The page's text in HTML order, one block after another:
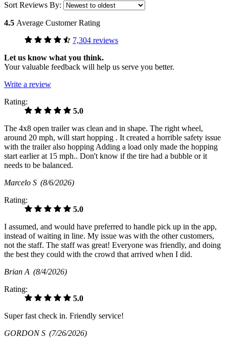
Sort Reviews By:
4.5 Average Customer Rating
7,304 reviews
Let us know what you think.
Your valuable feedback will help us serve you better.
Write a review
Rating:
5.0
The 4x8 open trailer was clean and in shape. The right wheel,
around 20 mph, will start hopping . It created a horrible safety issue
with the trailer also hopping Adding a load only made the hopping
start earlier at 15 mph.. Don't know if the tire had a bubble or it
needs to be balanced.
Marcelo S (8/6/2026)
Rating:
5.0
I assumed, and would have preferred to handle pick up in the app,
instead of waiting in line. My issue was with the other customers,
not the staff. The staff was great! Everyone was friendly, and doing
the best they could with the crowd that arrived when I did.
Brian A (8/4/2026)
Rating:
5.0
Super fast check in. Friendly service!
GORDON S (7/26/2026)